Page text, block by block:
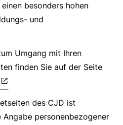
besonders hohen
und
Umgang mit Ihren
finden Sie auf der Seite
des CJD ist
personenbezogener